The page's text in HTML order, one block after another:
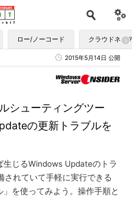
ロー/ノーコード クラウドネイ
2015年5月14日 公開
シューティングツー
の更新トラブルを
じるWindows Updateのトラ
されていて手軽に実行できる
」を使ってみよう。操作手順と